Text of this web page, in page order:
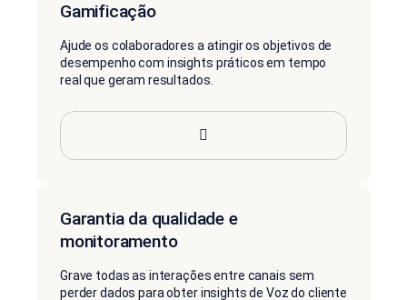
Gamificação
Ajude os colaboradores a atingir os objetivos de
desempenho com insights práticos em tempo
real que geram resultados.
Garantia da qualidade e
monitoramento
Grave todas as interações entre canais sem
perder dados para obter insights de Voz do cliente